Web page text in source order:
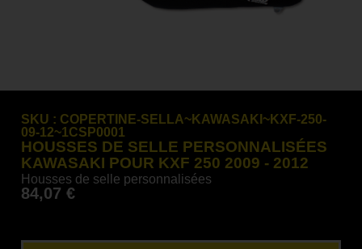
SKU : COPERTINE-SELLA~KAWASAKI~KXF-250-
09-12~1CSP0001
HOUSSES DE SELLE PERSONNALISÉES
KAWASAKI POUR KXF 250 2009 - 2012
Housses de selle personnalisées
84,07€